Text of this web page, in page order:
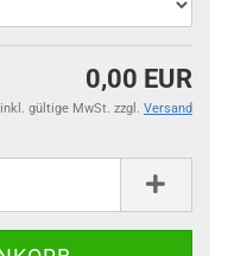
0,00 EUR
inkl. gültige MwSt. zzgl. Versand